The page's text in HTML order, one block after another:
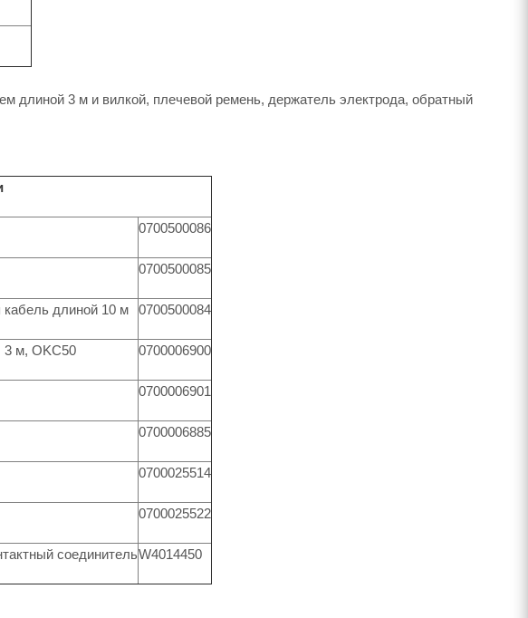
длиной 3 м и вилкой, плечевой ремень, держатель электрода, обратный
0700500086
0700500085
кабель длиной 10 м 0700500084
3 м, OKC50 0700006900
0700006901
0700006885
0700025514
0700025522
соединительW4014450